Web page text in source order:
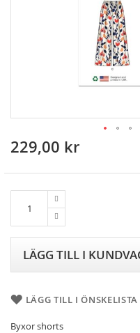
Skip
the
229,00 kr
LÄGG TILL I
LÄGG TILL I ÖNSKELISTA
Byxor shorts